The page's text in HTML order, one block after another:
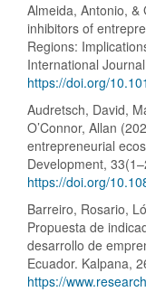
Almeida, Antonio,
inhibitors of
Regions:
International
https://doi.org/
Audretsch, David,
O’Connor, Allan
entrepreneurial
Development,
https://doi.org/
Barreiro, Rosario,
Propuesta de
desarrollo de
Ecuador. Kalpana,
https://